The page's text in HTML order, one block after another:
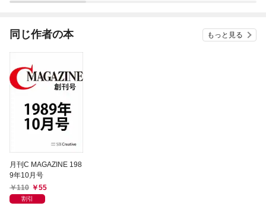
同じ作者の本 もっと見る
月刊C MAGAZINE 198
9年10月号
110
55
割引